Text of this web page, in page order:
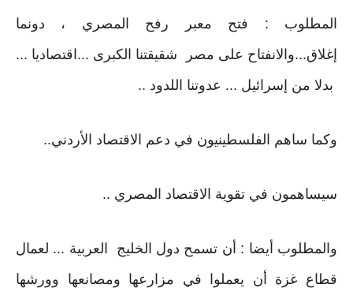
المطلوب : فتح معبر رفح المصري ، دونما
إغلاق...والانفتاح على مصر شقيقتنا الكبرى ...اقتصاديا ...
بدلا من إسرائيل ... عدوتنا اللدود ..
وكما ساهم الفلسطينيون في دعم الاقتصاد الأردني..
سيساهمون في تقوية الاقتصاد المصري ..
والمطلوب أيضا : أن تسمح دول الخليج العربية ... لعمال
قطاع غزة أن يعملوا في مزارعها ومصانعها وورشها